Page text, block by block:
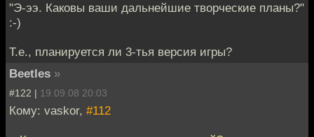
"Э-ээ. Каковы ваши дальнейшие творческие планы?"
:-)
Т.е., планируется ли 3-тья версия игры?
Beetles »
#122 | 19.09.08 20:03
Кому: vaskor, #112